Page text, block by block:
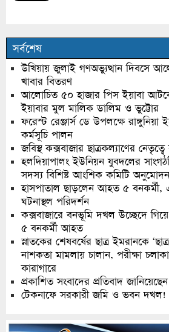
সর্বশেষ
উখিয়ায় জুলাই গণঅভ্যুত্থান দিবসে
খাবার বিতরণ
আলোচিত ৫০ হাজার পিস ইয়াবা
ইয়াবার মুল মালিক ডালিম ও ভুট্টোর
ফরেস্ট রেঞ্জার্স ডে উপলক্ষে
কর্মসূচি পালন
জবিস্থ কক্সবাজার ছাত্রকল্যাণের
হলদিয়াপালং ইউনিয়ন যুবদলের
সদস্য বিশিষ্ট আংশিক কমিটি অনুমোদন
হাসপাতাল ছাড়লেন আহত ৫ বনকর্মী,
ঘটনাস্থল পরিদর্শন
কক্সবাজারে বনভূমি দখল উচ্ছেদে গিয়ে
৫ বনকর্মী আহত
স্নাতকের শেষবর্ষের ছাত্র ইমরানকে
নাশকতা মামলায় চালান, পরীক্ষা
কারাগারে
প্রকাশিত সংবাদের প্রতিবাদ
টেকনাফে সরকারী জমি ও ভবন দখল!